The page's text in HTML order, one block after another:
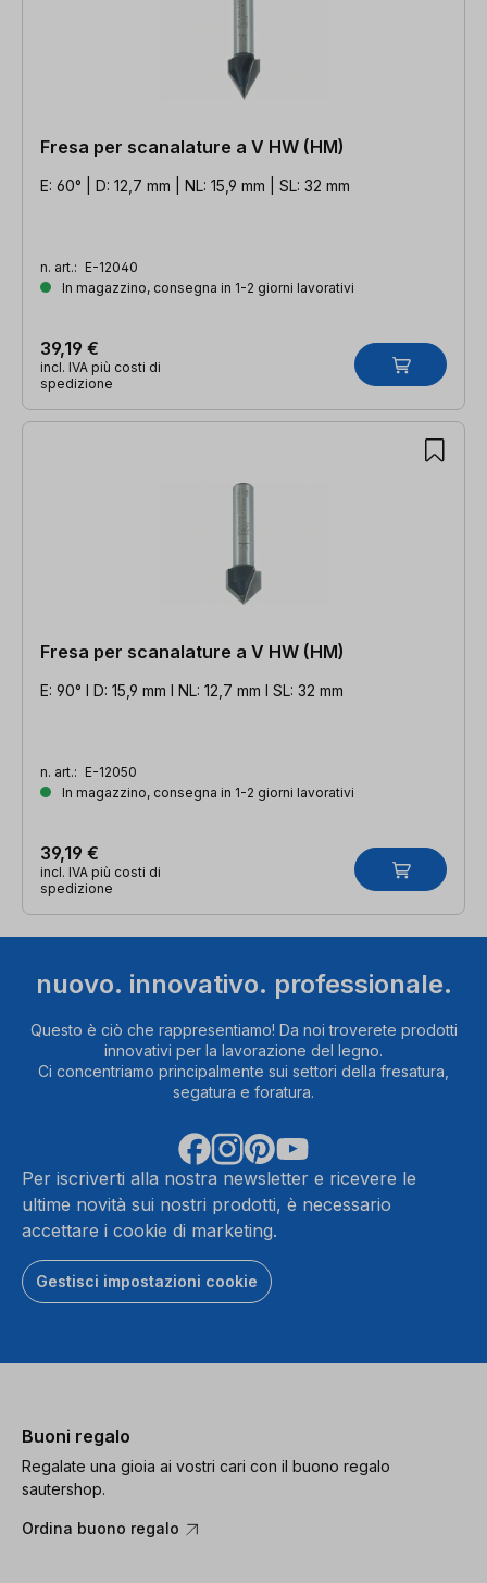
Fresa per scanalature a V HW (HM)
E: 60° | D: 12,7 mm | NL: 15,9 mm | SL: 32 mm
n. art.: E-12040
In magazzino, consegna in 1-2 giorni lavorativi
39,19 €
incl. IVA più costi di
spedizione
Fresa per scanalature a V HW (HM)
E: 90° l D: 15,9 mm l NL: 12,7 mm l SL: 32 mm
n. art.: E-12050
In magazzino, consegna in 1-2 giorni lavorativi
39,19 €
incl. IVA più costi di
spedizione
nuovo. innovativo. professionale.
Questo è ciò che rappresentiamo! Da noi troverete prodotti
innovativi per la lavorazione del legno.
Ci concentriamo principalmente sui settori della fresatura,
segatura e foratura.
Per iscriverti alla nostra newsletter e ricevere le
ultime novità sui nostri prodotti, è necessario
accettare i cookie di marketing.
Gestisci impostazioni cookie
Buoni regalo
Regalate una gioia ai vostri cari con il buono regalo
sautershop.
Ordina buono regalo